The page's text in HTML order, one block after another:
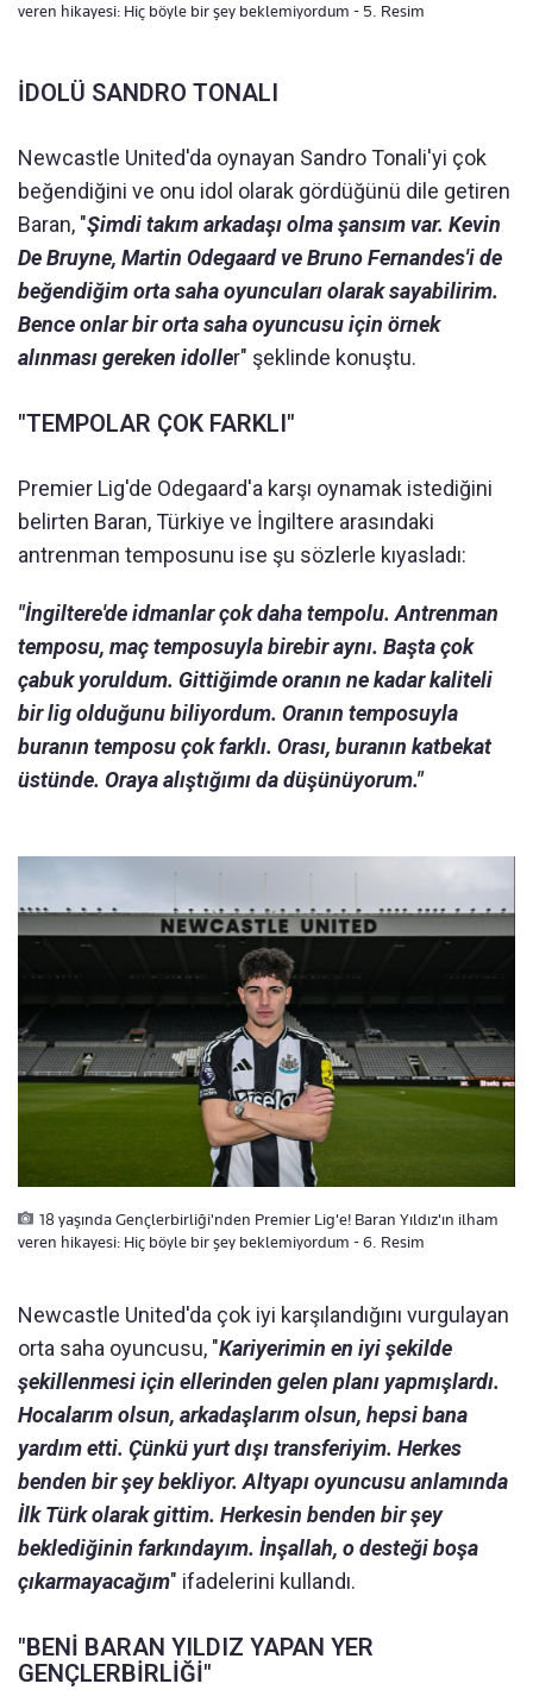
veren hikayesi: Hiç böyle bir şey beklemiyordum - 5. Resim
İDOLÜ SANDRO TONALI
Newcastle United'da oynayan Sandro Tonali'yi çok
beğendiğini ve onu idol olarak gördüğünü dile getiren
Baran, "Şimdi takım arkadaşı olma şansım var. Kevin
De Bruyne, Martin Odegaard ve Bruno Fernandes'i de
beğendiğim orta saha oyuncuları olarak sayabilirim.
Bence onlar bir orta saha oyuncusu için örnek
alınması gereken idoller" şeklinde konuştu.
"TEMPOLAR ÇOK FARKLI"
Premier Lig'de Odegaard'a karşı oynamak istediğini
belirten Baran, Türkiye ve İngiltere arasındaki
antrenman temposunu ise şu sözlerle kıyasladı:
"İngiltere'de idmanlar çok daha tempolu. Antrenman
temposu, maç temposuyla birebir aynı. Başta çok
çabuk yoruldum. Gittiğimde oranın ne kadar kaliteli
bir lig olduğunu biliyordum. Oranın temposuyla
buranın temposu çok farklı. Orası, buranın katbekat
üstünde. Oraya alıştığımı da düşünüyorum."
18 yaşında Gençlerbirliği'nden Premier Lig'e! Baran Yıldız'ın ilham
veren hikayesi: Hiç böyle bir şey beklemiyordum - 6. Resim
Newcastle United'da çok iyi karşılandığını vurgulayan
orta saha oyuncusu, "Kariyerimin en iyi şekilde
şekillenmesi için ellerinden gelen planı yapmışlardı.
Hocalarım olsun, arkadaşlarım olsun, hepsi bana
yardım etti. Çünkü yurt dışı transferiyim. Herkes
benden bir şey bekliyor. Altyapı oyuncusu anlamında
İlk Türk olarak gittim. Herkesin benden bir şey
beklediğinin farkındayım. İnşallah, o desteği boşa
çıkarmayacağım" ifadelerini kullandı.
"BENİ BARAN YILDIZ YAPAN YER
GENÇLERBİRLİĞİ"